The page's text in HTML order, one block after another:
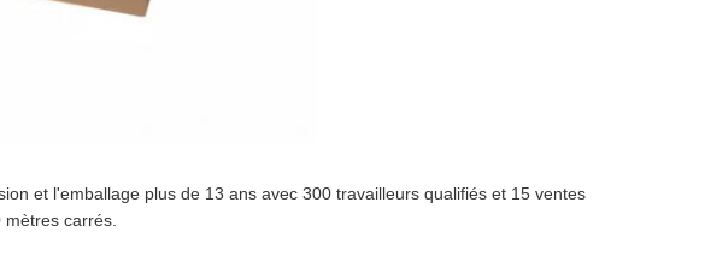
et l'emballage plus de 13 ans avec 300 travailleurs qualifiés et 15 ventes
carrés.